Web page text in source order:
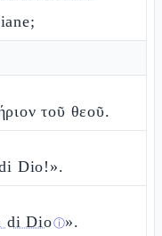
τοῦ θεοῦ.
Dio!».
di Dioⓘ».